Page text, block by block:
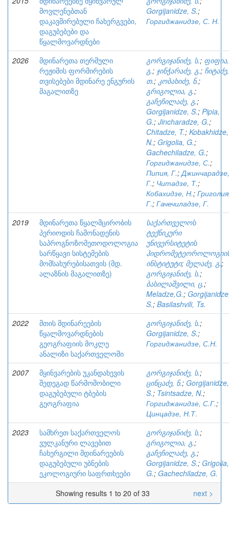
მოვლენებთან
დაკავშირებული ჩახერგვები,
დაგუბებები და
წყალმოვარდნები
Gorgijanidze, S.;
Горгиджанидзе, С. Н.
2026
მდინარეთა თერმული
რეჟიმის ფორმირების
თვისებები მდინარე ენგურის
მაგალითზე
გორგიჯანიძე, ს.; ფიფია,
გ.; ჯინჭარაძე, გ.; ჩიტაძე,
თ.; კობახიძე, ნ.;
გრიგოლია, გ.;
გაჩეჩილაძე, გ.;
Gorgijanidze, S.; Pipia,
G.; Jincharadze, G.;
Chitadze, T.; Kobakhidze,
N.; Grigolia, G.;
Gachechiladze, G.;
Горгиджанидзе, С.;
Пипия, Г.;Джинчарадзе,
Г.; Читадзе, Т.;
Кобахидзе, Н.;
Г.; Гачечиладзе, Г.
2019
მდინარეთა წყალმცირობის
პერიოდის ჩამონადენის
საპროგნოზომეთოდოლოგია
სარწყავი სისტემების
მომსახურებისათვის (მდ.
ალაზნის მაგალითზე)
საქართველოს
ტექნიკური
უნივერსიტეტის
ინსტიტუტი; მელაძე, გ.;
გორგიჯანიძე, ს.;
ბასილაშვილი, ც.;
Meladze,G.;
S.; Basilashvili, Ts.
2022
მთის მდინარეების
წყალმოვარდნების
გეოგრაფიის მოკლე
ანალიზი საქართველოში
გორგიჯანიძე, ს.;
Gorgijanidze, S.;
Горгиджанидзе, С.Н.
2007
მყინვარების უკანდახევის
შედეგად წარმოშობილი
დაგუბებული ტბების
გეოგრაფია
გორგიჯანიძე, ს.;
ცინცაძე, ნ.; Gorgijanidze,
S.; Tsintsadze, N.;
Горгиджанидзе, С.Г.;
Цинцадзе, Н.Т.
2023
სამხრეთ საქართველოს
ვულკანური ლავებით
ჩახერგილი მდინარეების
დაგუბებული უბნების
ეკოლოგიური საფრთხეები
გორგიჯანიძე, ს.;
გრიგოლია, გ.;
გაჩეჩილაძე, გ.;
Gorgijanidze, S.; Grigolia,
G.; Gachechiladze, G.
Showing results 1 to 20 of 33
next >